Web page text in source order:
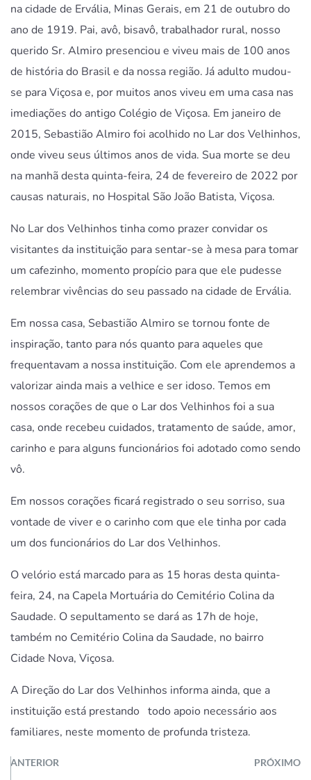
na cidade de Ervália, Minas Gerais, em 21 de outubro do
ano de 1919. Pai, avô, bisavô, trabalhador rural, nosso
querido Sr. Almiro presenciou e viveu mais de 100 anos
de história do Brasil e da nossa região. Já adulto mudou-
se para Viçosa e, por muitos anos viveu em uma casa nas
imediações do antigo Colégio de Viçosa. Em janeiro de
2015, Sebastião Almiro foi acolhido no Lar dos Velhinhos,
onde viveu seus últimos anos de vida. Sua morte se deu
na manhã desta quinta-feira, 24 de fevereiro de 2022 por
causas naturais, no Hospital São João Batista, Viçosa.
No Lar dos Velhinhos tinha como prazer convidar os
visitantes da instituição para sentar-se à mesa para tomar
um cafezinho, momento propício para que ele pudesse
relembrar vivências do seu passado na cidade de Ervália.
Em nossa casa, Sebastião Almiro se tornou fonte de
inspiração, tanto para nós quanto para aqueles que
frequentavam a nossa instituição. Com ele aprendemos a
valorizar ainda mais a velhice e ser idoso. Temos em
nossos corações de que o Lar dos Velhinhos foi a sua
casa, onde recebeu cuidados, tratamento de saúde, amor,
carinho e para alguns funcionários foi adotado como sendo
vô.
Em nossos corações ficará registrado o seu sorriso, sua
vontade de viver e o carinho com que ele tinha por cada
um dos funcionários do Lar dos Velhinhos.
O velório está marcado para as 15 horas desta quinta-
feira, 24, na Capela Mortuária do Cemitério Colina da
Saudade. O sepultamento se dará as 17h de hoje,
também no Cemitério Colina da Saudade, no bairro
Cidade Nova, Viçosa.
A Direção do Lar dos Velhinhos informa ainda, que a
instituição está prestando todo apoio necessário aos
familiares, neste momento de profunda tristeza.
ANTERIOR PRÓXIMO